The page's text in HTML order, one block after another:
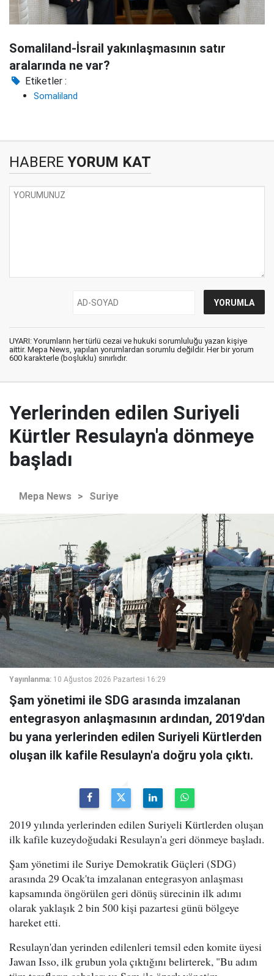
Somaliland-İsrail yakınlaşmasının satır
aralarında ne var?
Etiketler :
Somaliland
HABERE YORUM KAT
UYARI: Yorumların her türlü cezai ve hukuki sorumluluğu yazan kişiye
aittir. Mepa News, yapılan yorumlardan sorumlu değildir. Her bir yorum
600 karakterle (boşluklu) sınırlıdır.
Yerlerinden edilen Suriyeli
Kürtler Resulayn'a dönmeye
başladı
Mepa News > Suriye
Yayınlanma: 10 Ağustos 2026 Pazartesi 16:29
Şam yönetimi ile SDG arasında imzalanan
entegrasyon anlaşmasının ardından, 2019'dan
bu yana yerlerinden edilen Suriyeli Kürtlerden
oluşan ilk kafile Resulayn'a doğru yola çıktı.
2019 yılında yerlerinden edilen Suriyeli Kürtlerden oluşan
ilk kafile kuzeydoğudaki Resulayn'a geri dönmeye başladı.
Şam yönetimi ile Suriye Demokratik Güçleri (SDG)
arasında 29 Ocak'ta imzalanan entegrasyon anlaşması
kapsamında öngörülen geri dönüş sürecinin ilk adımı
olarak yaklaşık 2 bin 500 kişi pazartesi günü bölgeye
hareket etti.
Resulayn'dan yerinden edilenleri temsil eden komite üyesi
Jawan Isso, ilk grubun yola çıktığını belirterek, "Bu adım